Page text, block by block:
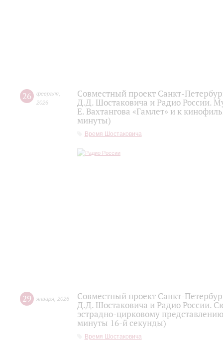
26 февраля
2026
Совместный проект Санкт-
Д.Д. Шостаковича и Радио России.
Е. Вахтангова «Гамлет» и к
минуты)
Время Шостаковича
29 января 2026
Совместный проект Санкт-
Д.Д. Шостаковича и Радио России.
эстрадно-цирковому
минуты 16-й секунды)
Время Шостаковича